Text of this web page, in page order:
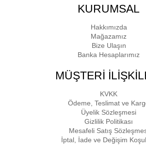
KURUMSAL
Hakkımızda
Mağazamız
Bize Ulaşın
Banka Hesaplarımız
MÜŞTERİ
KVKK
Ödeme, Teslimat ve
Üyelik Sözleşmesi
Gizlilik Politikası
Mesafeli Satış
İptal, İade ve Değişim